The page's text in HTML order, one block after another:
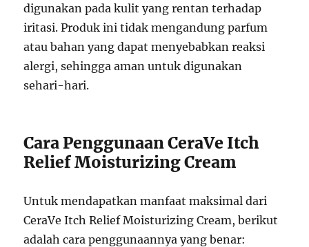
digunakan pada kulit yang rentan terhadap
iritasi. Produk ini tidak mengandung parfum
atau bahan yang dapat menyebabkan reaksi
alergi, sehingga aman untuk digunakan
sehari-hari.
Cara Penggunaan CeraVe Itch
Relief Moisturizing Cream
Untuk mendapatkan manfaat maksimal dari
CeraVe Itch Relief Moisturizing Cream, berikut
adalah cara penggunaannya yang benar: